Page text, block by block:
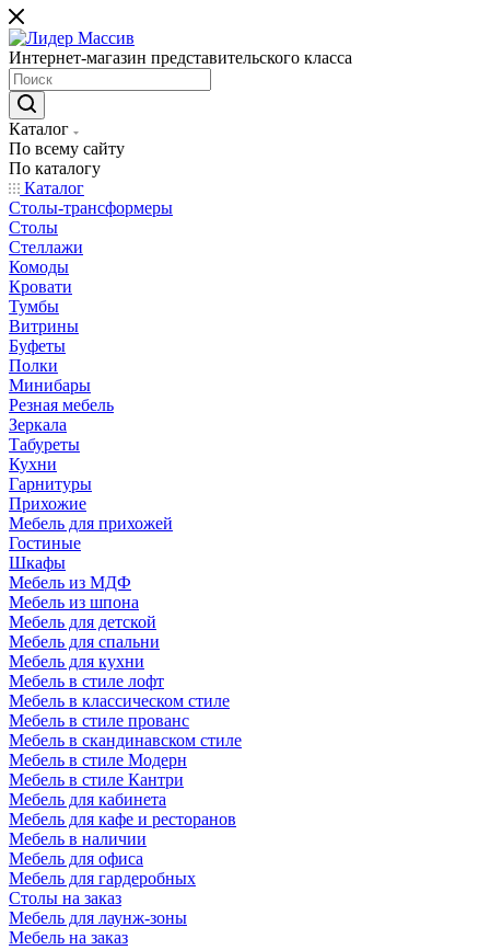
Интернет-магазин представительского класса
Каталог
По всему сайту
По каталогу
Каталог
Столы-трансформеры
Столы
Стеллажи
Комоды
Кровати
Тумбы
Витрины
Буфеты
Полки
Минибары
Резная мебель
Зеркала
Табуреты
Кухни
Гарнитуры
Прихожие
Мебель для прихожей
Гостиные
Шкафы
Мебель из МДФ
Мебель из шпона
Мебель для детской
Мебель для спальни
Мебель для кухни
Мебель в стиле лофт
Мебель в классическом стиле
Мебель в стиле прованс
Мебель в скандинавском стиле
Мебель в стиле Модерн
Мебель в стиле Кантри
Мебель для кабинета
Мебель для кафе и ресторанов
Мебель в наличии
Мебель для офиса
Мебель для гардеробных
Столы на заказ
Мебель для лаунж-зоны
Мебель на заказ